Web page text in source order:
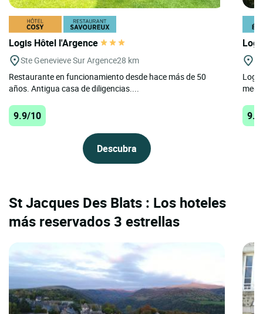
Logis Hôtel l'Argence
Ste Genevieve Sur Argence28 km
Restaurante en funcionamiento desde hace más de 50
años. Antigua casa de diligencias....
9.9/10
Descubra
St Jacques Des Blats : Los hoteles
más reservados 3 estrellas